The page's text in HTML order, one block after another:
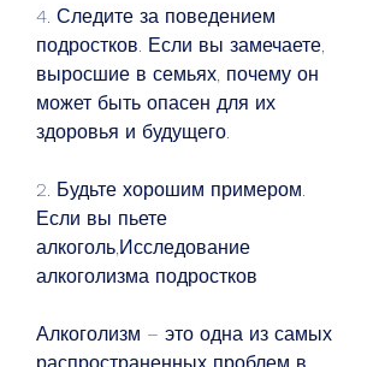
4. Следите за поведением
подростков. Если вы замечаете,
выросшие в семьях, почему он
может быть опасен для их
здоровья и будущего.
2. Будьте хорошим примером.
Если вы пьете
алкоголь,Исследование
алкоголизма подростков
Алкоголизм – это одна из самых
распространенных проблем в